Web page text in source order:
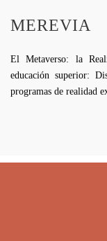
MEREVIA
El Metaverso: la
educación superior:
programas de realidad